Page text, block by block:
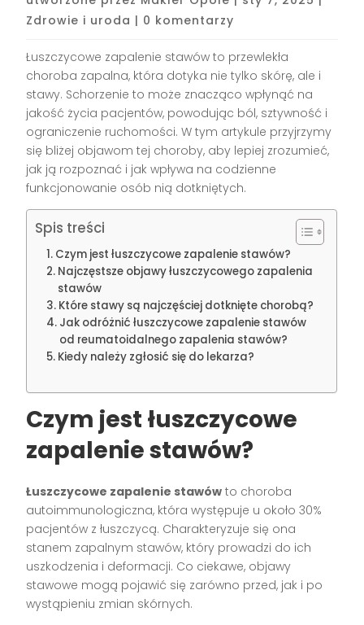
Zdrowie i uroda | 0 komentarzy
Łuszczycowe zapalenie stawów to przewlekła
choroba zapalna, która dotyka nie tylko skórę, ale i
stawy. Schorzenie to może znacząco wpłynąć na
jakość życia pacjentów, powodując ból, sztywność i
ograniczenie ruchomości. W tym artykule przyjrzymy
się bliżej objawom tej choroby, aby lepiej zrozumieć,
jak ją rozpoznać i jak wpływa na codzienne
funkcjonowanie osób nią dotkniętych.
Spis treści
Czym jest łuszczycowe zapalenie stawów?
Najczęstsze objawy łuszczycowego zapalenia
stawów
Które stawy są najczęściej dotknięte chorobą?
Jak odróżnić łuszczycowe zapalenie stawów
od reumatoidalnego zapalenia stawów?
Kiedy należy zgłosić się do lekarza?
Czym jest łuszczycowe
zapalenie stawów?
Łuszczycowe zapalenie stawów to choroba
autoimmunologiczna, która występuje u około 30%
pacjentów z łuszczycą. Charakteryzuje się ona
stanem zapalnym stawów, który prowadzi do ich
uszkodzenia i deformacji. Co ciekawe, objawy
stawowe mogą pojawić się zarówno przed, jak i po
wystąpieniu zmian skórnych.